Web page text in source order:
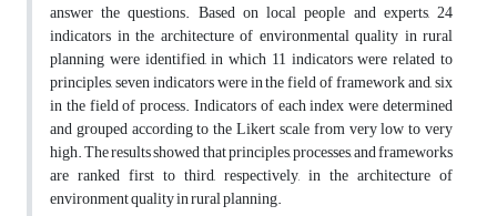
answer the questions. Based on local people and experts, 24
indicators in the architecture of environmental quality in rural
planning were identified, in which 11 indicators were related to
principles, seven indicators were in the field of framework and, six
in the field of process. Indicators of each index were determined
and grouped according to the Likert scale from very low to very
high. The results showed that principles, processes, and frameworks
are ranked first to third, respectively, in the architecture of
environment quality in rural planning.